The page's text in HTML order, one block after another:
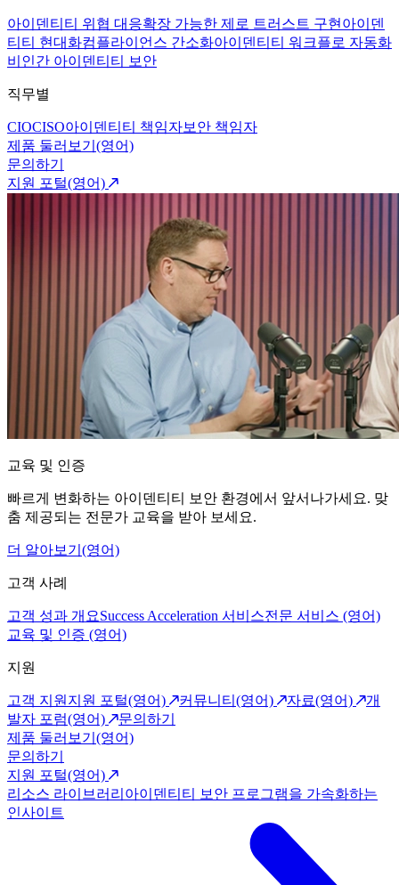
아이덴티티 위협 대응확장 가능한 제로 트러스트 구현 아이덴
티티 현대화컴플라이언스 간소화아이덴티티 워크플로 자동화
비인간 아이덴티티 보안
직무별
CIOCISO아이덴티티 책임자보안 책임자
제품 둘러보기(영어)
문의하기
지원 포털(영어)
교육 및 인증
빠르게 변화하는 아이덴티티 보안 환경에서 앞서나가세요. 맞
춤 제공되는 전문가 교육을 받아 보세요.
더 알아보기(영어)
고객 사례
고객 성과 개요Success Acceleration 서비스전문 서비스 (영어)
교육 및 인증 (영어)
지원
고객 지원 지원 포털(영어) 커뮤니티(영어) 자료(영어)
개
발자 포럼(영어)
문의하기
제품 둘러보기(영어)
문의하기
지원 포털(영어)
리소스 라이브러리 아이덴티티 보안 프로그램을 가속화하는
인사이트